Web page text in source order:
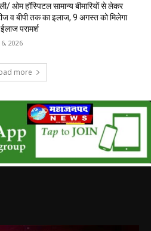
ओम हॉस्पिटल सामान्य बीमारियों से लेकर
व बीपी तक का इलाज, 9 अगस्त को मिलेगा
परामर्श
2026
more